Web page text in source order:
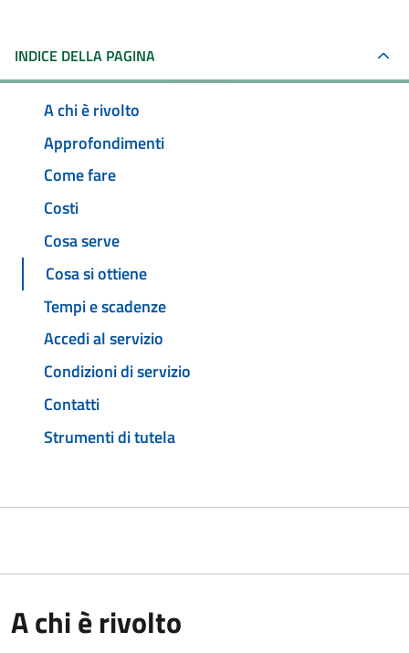
INDICE DELLA PAGINA
A chi è rivolto
Approfondimenti
Come fare
Costi
Cosa serve
Cosa si ottiene
Tempi e scadenze
Accedi al servizio
Condizioni di servizio
Contatti
Strumenti di tutela
A chi è rivolto